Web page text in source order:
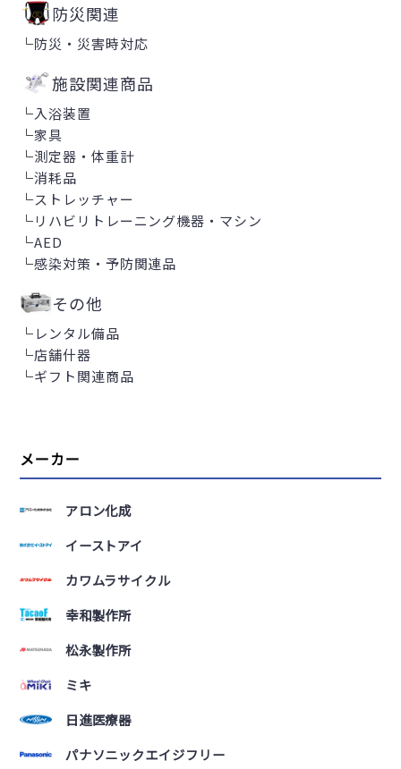
防災関連
└防災・災害時対応
施設関連商品
└入浴装置
└家具
└測定器・体重計
└消耗品
└ストレッチャー
└リハビリトレーニング機器・マシン
└AED
└感染対策・予防関連品
その他
└レンタル備品
└店舗什器
└ギフト関連商品
メーカー
アロン化成
イーストアイ
カワムラサイクル
幸和製作所
松永製作所
ミキ
日進医療器
パナソニックエイジフリー